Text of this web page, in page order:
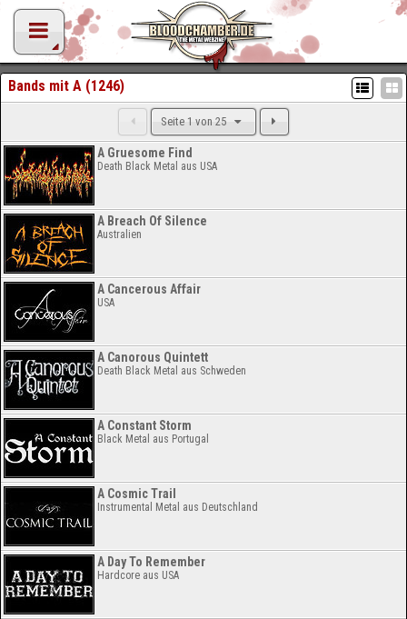
Bands mit A (1246)
Seite 1 von 25
A Gruesome Find
Death Black Metal aus USA
A Breach Of Silence
Australien
A Cancerous Affair
USA
A Canorous Quintett
Death Black Metal aus Schweden
A Constant Storm
Black Metal aus Portugal
A Cosmic Trail
Instrumental Metal aus Deutschland
A Day To Remember
Hardcore aus USA